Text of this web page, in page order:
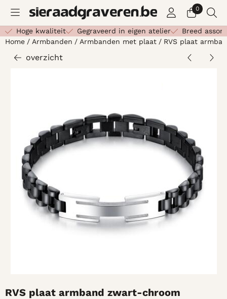
Cookievoorkeuren zijn beschikbaar. Kies instellingen of
0
Hoge kwaliteit Gegraveerd in eigen atelier
Breed
Home / Armbanden / Armbanden met plaat / RVS plaat
overzicht
RVS plaat armband zwart-chroom